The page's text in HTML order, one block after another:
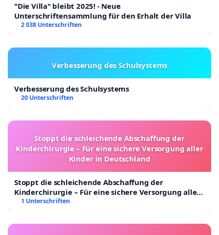
"Die Villa" bleibt 2025! - Neue
Unterschriftensammlung für den Erhalt der Villa
2 038 Unterschriften
Verbesserung des Schulsystems
Verbesserung des Schulsystems
20 Unterschriften
Stoppt die schleichende Abschaffung der
Kinderchirurgie – Für eine sichere Versorgung aller
Kinder in Deutschland
Stoppt die schleichende Abschaffung der
Kinderchirurgie – Für eine sichere Versorgung aller
Kinder in Deutschland
1 Unterschriften